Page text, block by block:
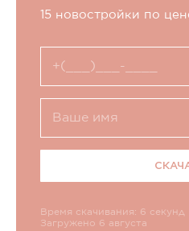
15 новостройки по
Время скачивания: 6 секунд
Загружено 6 августа